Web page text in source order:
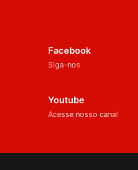
Facebook
Siga-nos
Youtube
Acesse nosso canal